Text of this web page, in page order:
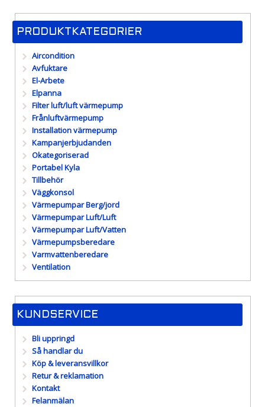
PRODUKTKATEGORIER
Aircondition
Avfuktare
El-Arbete
Elpanna
Filter luft/luft värmepump
Frånluftvärmepump
Installation värmepump
Kampanjerbjudanden
Okategoriserad
Portabel Kyla
Tillbehör
Väggkonsol
Värmepumpar Berg/jord
Värmepumpar Luft/Luft
Värmepumpar Luft/Vatten
Värmepumpsberedare
Varmvattenberedare
Ventilation
KUNDSERVICE
Bli uppringd
Så handlar du
Köp & leveransvillkor
Retur & reklamation
Kontakt
Felanmälan